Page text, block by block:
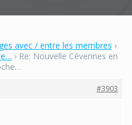
avec / entre les membres ›
› Re: Nouvelle Cévennes en
#3903